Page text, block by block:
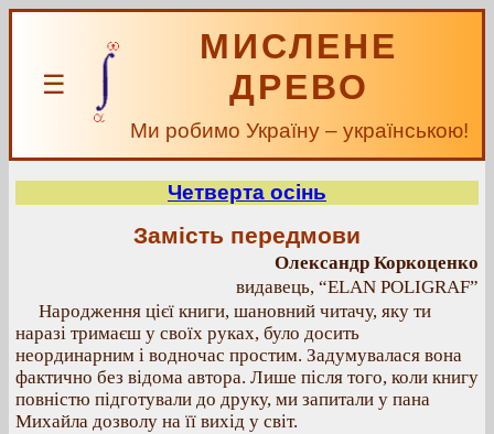
☰
МИСЛЕНЕ
ДРЕВО
Ми робимо Україну – українською!
Четверта осінь
Замість передмови
Олександр Коркоценко
видавець, “ELAN POLIGRAF”
Народження цієї книги, шановний читачу, яку ти
наразі тримаєш у своїх руках, було досить
неординарним і водночас простим. Задумувалася вона
фактично без відома автора. Лише після того, коли книгу
повністю підготували до друку, ми запитали у пана
Михайла дозволу на її вихід у світ.